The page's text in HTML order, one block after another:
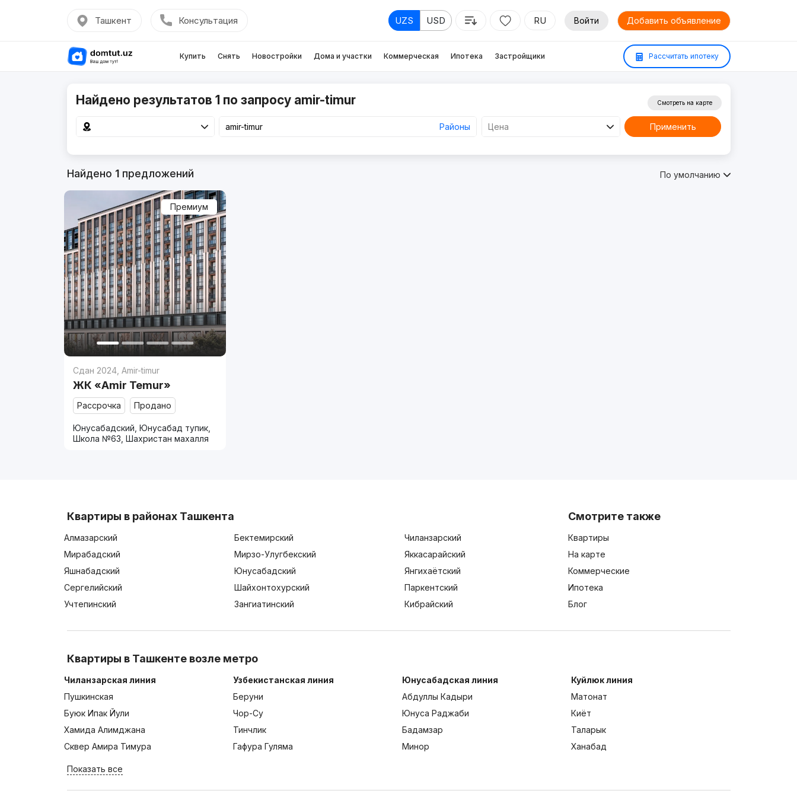
Ташкент Консультация UZS USD RU Войти Добавить объявление
Купить Снять Новостройки Дома и участки Коммерческая Ипотека Застройщики Рассчитать ипотеку
Найдено результатов 1 по запросу amir-timur
Районы Цена
Смотреть на карте
Применить
Найдено 1предложений По умолчанию
Премиум
Сдан 2024 ,Amir-timur
ЖК «Amir Temur»
Рассрочка Продано
Юнусабадский, Юнусабад тупик,
Школа №63, Шахристан махалля
Квартиры в районах Ташкента
Алмазарский Бектемирский
Чиланзарский
Мирабадский
Мирзо-Улугбекский
Яккасарайский
Яшнабадский
Юнусабадский
Янгихаётский
Сергелийский
Шайхонтохурский
Паркентский
Учтепинский
Зангиатинский Кибрайский
Смотрите также
Квартиры
На карте
Коммерческие
Ипотека
Блог
Квартиры в Ташкенте возле метро
Чиланзарская линия
Пушкинская
Буюк Ипак Йули
Хамида Алимджана
Сквер Амира Тимура
Узбекистанская линия
Беруни
Чор-Су
Тинчлик
Гафура Гуляма
Юнусабадская линия
Абдуллы Кадыри
Юнуса Раджаби
Бадамзар
Минор
Куйлюк линия
Матонат
Киёт
Таларык
Ханабад
Показать все